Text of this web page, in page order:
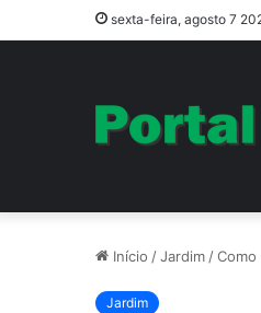
sexta-feira, agosto 7
Início /Jardim /
Jardim